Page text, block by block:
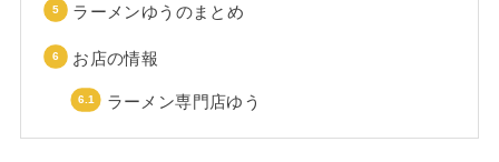
ラーメンゆうのまとめ
お店の情報
ラーメン専門店ゆう